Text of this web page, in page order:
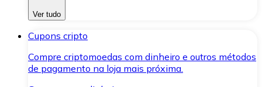
Ver tudo
Cupons cripto
Compre criptomoedas com dinheiro e outros métodos
de pagamento na loja mais próxima.